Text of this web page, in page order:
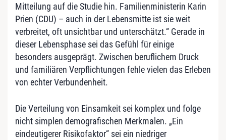
Mitteilung auf die Studie hin. Familienministerin Karin
Prien (CDU) – auch in der Lebensmitte ist sie weit
verbreitet, oft unsichtbar und unterschätzt.“ Gerade in
dieser Lebensphase sei das Gefühl für einige
besonders ausgeprägt. Zwischen beruflichem Druck
und familiären Verpflichtungen fehle vielen das Erleben
von echter Verbundenheit.
Die Verteilung von Einsamkeit sei komplex und folge
nicht simplen demografischen Merkmalen. „Ein
eindeutigerer Risikofaktor“ sei ein niedriger